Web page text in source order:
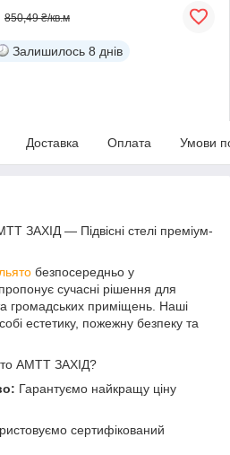
850,49 ₴/кв.м
Залишилось 8 днів
Доставка Оплата Умови
ЗАХІД — Підвісні стелі преміум-
безпосередньо у
пропонує сучасні рішення для
громадських приміщень. Наші
естетику, пожежну безпеку та
АМТТ ЗАХІД?
Гарантуємо найкращу ціну
сертифікований